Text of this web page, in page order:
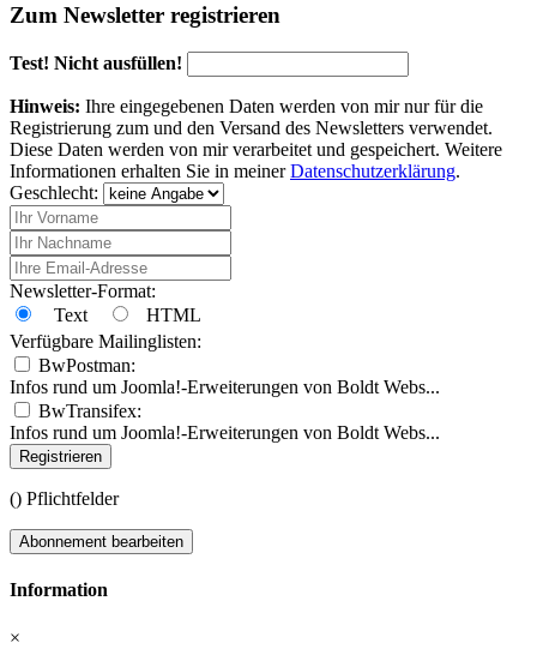
Zum Newsletter registrieren
Test! Nicht ausfüllen!
Hinweis: Ihre eingegebenen Daten werden von mir nur für die
Registrierung zum und den Versand des Newsletters verwendet.
Diese Daten werden von mir verarbeitet und gespeichert. Weitere
Informationen erhalten Sie in meinerDatenschutzerklärung.
Geschlecht:
Newsletter-Format:
Text
HTML
Verfügbare Mailinglisten:
BwPostman:
Infos rund um Joomla!-Erweiterungen von Boldt Webs...
BwTransifex:
Infos rund um Joomla!-Erweiterungen von Boldt Webs...
Registrieren
() Pflichtfelder
Abonnement bearbeiten
Information
×